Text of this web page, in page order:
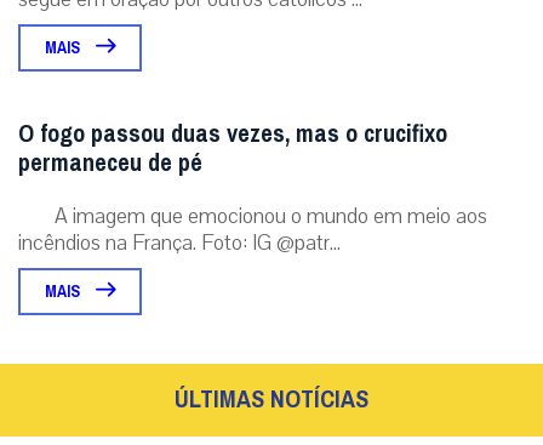
MAIS
O fogo passou duas vezes, mas o crucifixo
permaneceu de pé
A imagem que emocionou o mundo em meio aos
incêndios na França. Foto: IG @patr...
MAIS
ÚLTIMAS NOTÍCIAS